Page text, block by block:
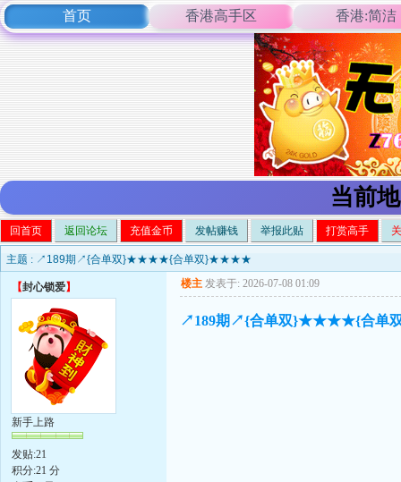
首页 香港高手区 香港:简洁
当前
回首页 返回论坛 充值金币 发帖赚钱 举报此贴 打赏高手
主题 : ↗189期↗{合单双}★★★★{合单双}★★★★
【封心锁爱】
新手上路
发贴:21
积分:21 分
楼主 发表于: 2026-07-08 01:09
↗189期↗{合单双}★★★★{合